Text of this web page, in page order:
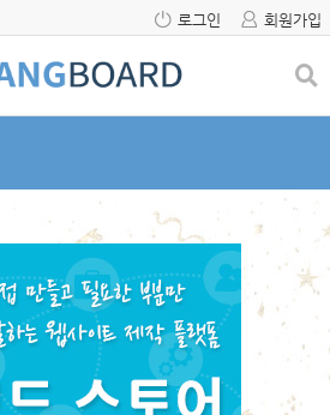
로그인 회원가입